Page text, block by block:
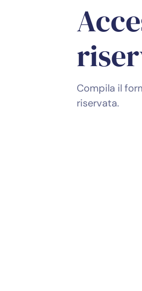
Compila il
riservata.